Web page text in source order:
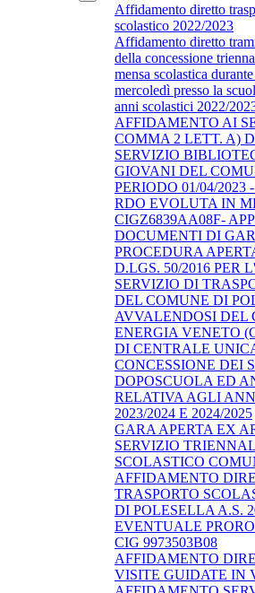
Affidamento diretto
scolastico 2022/2023
Affidamento diretto
della concessione
mensa scolastica
mercoledì presso la
anni scolastici 2022/
AFFIDAMENTO AI
COMMA 2 LETT. A)
SERVIZIO
GIOVANI DEL
PERIODO 01/04/2023
RDO EVOLUTA IN
CIGZ6839AA08F-
DOCUMENTI DI
PROCEDURA
D.LGS. 50/2016 PER
SERVIZIO DI
DEL COMUNE DI
AVVALENDOSI DEL
ENERGIA VENETO
DI CENTRALE
CONCESSIONE DEI
DOPOSCUOLA ED
RELATIVA AGLI
2023/2024 E 2024/2025
GARA APERTA EX
SERVIZIO
SCOLASTICO
AFFIDAMENTO
TRASPORTO
DI POLESELLA A.S.
EVENTUALE
CIG 9973503B08
AFFIDAMENTO
VISITE GUIDATE IN